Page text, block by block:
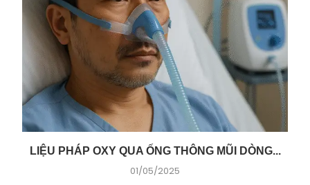
LIỆU PHÁP OXY QUA ỐNG THÔNG MŨI DÒNG...
01/05/2025